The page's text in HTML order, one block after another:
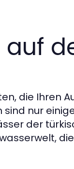
die Ihren
sind nur
der